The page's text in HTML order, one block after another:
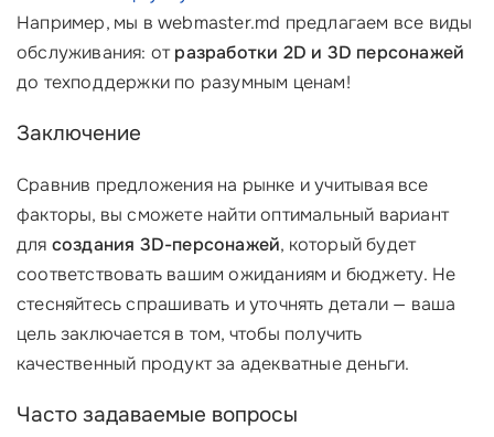
Например, мы в webmaster.md предлагаем все виды
обслуживания: отразработки 2D и 3D персонажей
до техподдержки по разумным ценам!
Заключение
Сравнив предложения на рынке и учитывая все
факторы, вы сможете найти оптимальный вариант
для создания 3D-персонажей, который будет
соответствовать вашим ожиданиям и бюджету. Не
стесняйтесь спрашивать и уточнять детали — ваша
цель заключается в том, чтобы получить
качественный продукт за адекватные деньги.
Часто задаваемые вопросы